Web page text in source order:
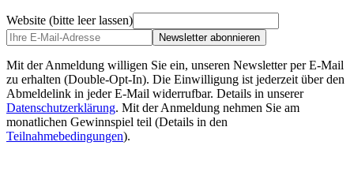
Website (bitte leer lassen)
Newsletter abonnieren
Mit der Anmeldung willigen Sie ein, unseren Newsletter per E-Mail
zu erhalten (Double-Opt-In). Die Einwilligung ist jederzeit über den
Abmeldelink in jeder E-Mail widerrufbar. Details in unserer
Datenschutzerklärung. Mit der Anmeldung nehmen Sie am
monatlichen Gewinnspiel teil (Details in den
Teilnahmebedingungen).